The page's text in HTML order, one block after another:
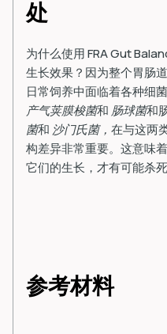
处
为什么使用 FRAGut
生长效果？因为整个胃肠
日常饲养中面临着各种细
产气荚膜梭菌和 肠球菌和
菌和 沙门氏菌， 在与这两
构差异非常重要。这意味
它们的生长，才有可能杀死
参考材料